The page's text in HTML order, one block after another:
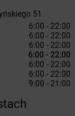
51
6:00 - 22:00
6:00 - 22:00
6:00 - 22:00
6:00 - 22:00
6:00 - 22:00
6:00 - 22:00
9:00 - 21:00